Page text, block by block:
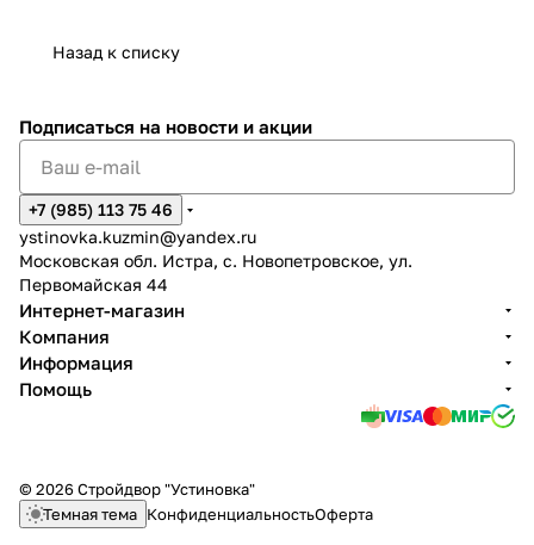
Назад к списку
Подписаться на новости и акции
+7 (985) 113 75 46
ystinovka.kuzmin@yandex.ru
Московская обл. Истра, с. Новопетровское, ул.
Первомайская 44
Интернет-магазин
Компания
Информация
Помощь
© 2026 Стройдвор "Устиновка"
Темная тема КонфиденциальностьОферта